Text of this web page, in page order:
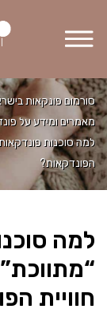
סורמום פונקאות
מאמרים ומידע על
למה סוכנות
הפונדקאות?
למה
חוויית